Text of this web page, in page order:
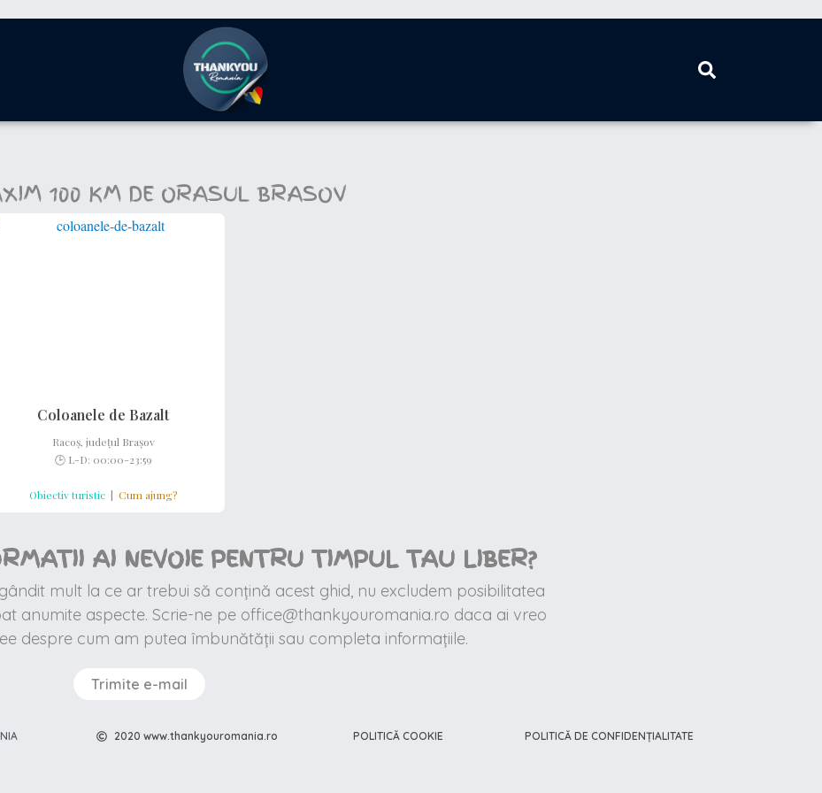
100 KM DE ORASUL BRASOV
Coloanele de Bazalt
Racoș, județul Brașov
🕒 L-D: 00:00-23:59
Obiectiv turistic | Cum ajung?
AI NEVOIE PENTRU TIMPUL TAU LIBER?
mult la ce ar trebui să conțină acest ghid, nu excludem posibilitatea
anumite aspecte. Scrie-ne pe office@thankyouromania.ro daca ai vreo
despre cum am putea îmbunătății sau completa informațiile.
Trimite e-mail
2020 www.thankyouromania.ro POLITICĂ COOKIE POLITICĂ DE CONFIDENȚIALITATE